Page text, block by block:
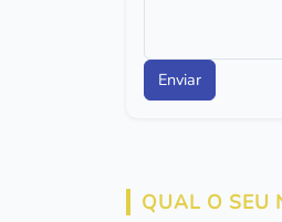
Enviar
QUAL O SEU